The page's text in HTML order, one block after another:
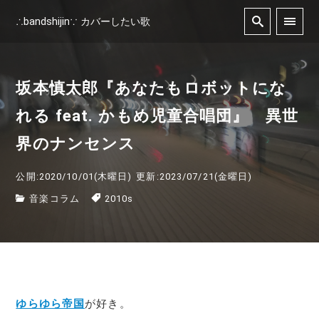
∴bandshijin∵ カバーしたい歌
坂本慎太郎『あなたもロボットにな
れる feat. かもめ児童合唱団』 異世
界のナンセンス
公開:2020/10/01(木曜日) 更新:2023/07/21(金曜日)
音楽コラム 2010s
ゆらゆら帝国 が好き。